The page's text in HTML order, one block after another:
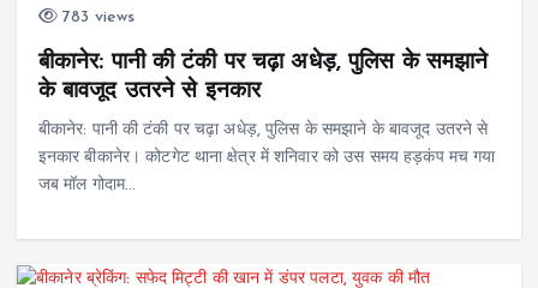
783 views
बीकानेर: पानी की टंकी पर चढ़ा अधेड़, पुलिस के समझाने
के बावजूद उतरने से इनकार
बीकानेर: पानी की टंकी पर चढ़ा अधेड़, पुलिस के समझाने के बावजूद उतरने से
इनकार बीकानेर। कोटगेट थाना क्षेत्र में शनिवार को उस समय हड़कंप मच गया
जब मॉल गोदाम…